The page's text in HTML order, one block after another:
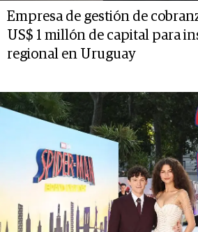
Empresa de gestión de
US$ 1 millón de capital para
regional en Uruguay